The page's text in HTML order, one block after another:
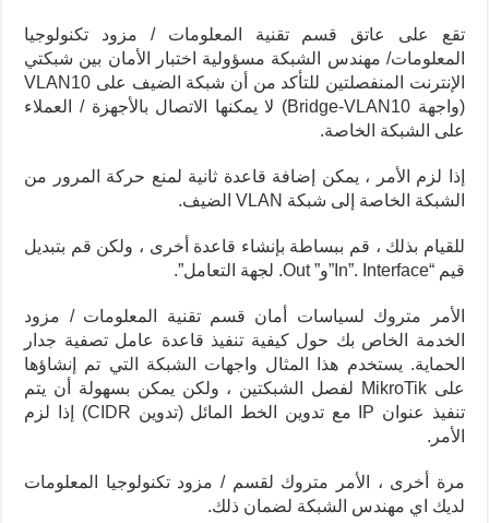
تقع على عاتق قسم تقنية المعلومات / مزود تكنولوجيا
المعلومات/ مهندس الشبكة مسؤولية اختبار الأمان بين شبكتي
الإنترنت المنفصلتين للتأكد من أن شبكة الضيف على VLAN10
(واجهة Bridge-VLAN10) لا يمكنها الاتصال بالأجهزة / العملاء
على الشبكة الخاصة.
إذا لزم الأمر ، يمكن إضافة قاعدة ثانية لمنع حركة المرور من
الشبكة الخاصة إلى شبكة VLAN الضيف.
للقيام بذلك ، قم ببساطة بإنشاء قاعدة أخرى ، ولكن قم بتبديل
قيم “In”. Interface”و” Out. لجهة التعامل”.
الأمر متروك لسياسات أمان قسم تقنية المعلومات / مزود
الخدمة الخاص بك حول كيفية تنفيذ قاعدة عامل تصفية جدار
الحماية. يستخدم هذا المثال واجهات الشبكة التي تم إنشاؤها
على MikroTik لفصل الشبكتين ، ولكن يمكن بسهولة أن يتم
تنفيذ عنوان IP مع تدوين الخط المائل (تدوين CIDR) إذا لزم
الأمر.
مرة أخرى ، الأمر متروك لقسم / مزود تكنولوجيا المعلومات
لديك اي مهندس الشبكة لضمان ذلك.